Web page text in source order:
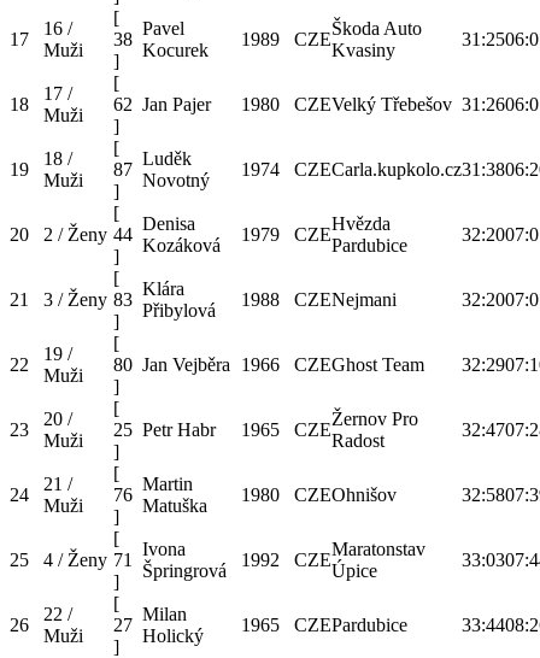
17
16 /
Muži
[
38
]
Pavel
Kocurek
1989 CZE
Škoda Auto
Kvasiny
31:25
18
17 /
Muži
[
62
]
Jan Pajer 1980 CZEVelký Třebešov 31:26
19
18 /
Muži
[
87
]
Luděk
Novotný
1974 CZECarla.kupkolo.cz31:38
20 2 / Ženy
[
44
]
Denisa
Kozáková
1979 CZE
Hvězda
Pardubice
32:20
21 3 / Ženy
[
83
]
Klára
Přibylová
1988 CZENejmani 32:20
22
19 /
Muži
[
80
]
Jan Vejběra 1966 CZEGhost Team 32:29
23
20 /
Muži
[
25
]
Petr Habr 1965 CZE
Žernov Pro
Radost
32:47
24
21 /
Muži
[
76
]
Martin
Matuška
1980 CZEOhnišov 32:58
25 4 / Ženy
[
71
]
Ivona
Špringrová
1992 CZE
Maratonstav
Úpice
33:03
26
22 /
Muži
[
27
]
Milan
Holický
1965 CZEPardubice 33:44